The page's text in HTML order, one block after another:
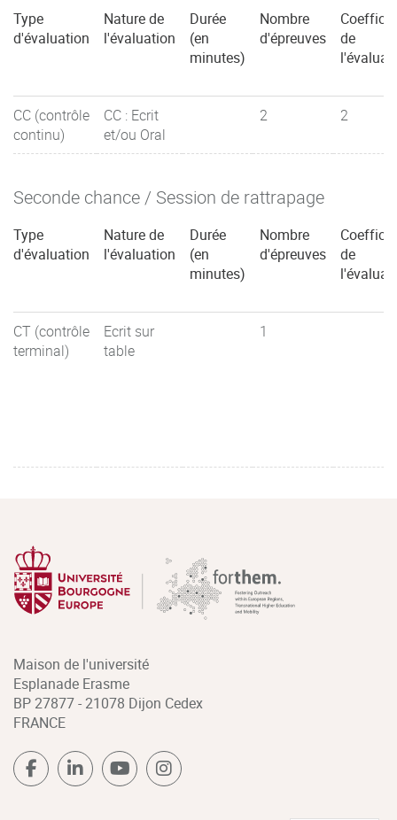
Type
d'évaluation
Nature de
l'évaluation
Durée
(en
minutes)
Nombre
d'épreuves
de
CC (contrôle
continu)
CC : Ecrit
et/ou Oral
2 2
Seconde chance / Session de rattrapage
Type
d'évaluation
Nature de
l'évaluation
Durée
(en
minutes)
Nombre
d'épreuves
de
CT (contrôle
terminal)
Ecrit sur
table
1
Maison de l'université
Esplanade Erasme
BP 27877 - 21078 Dijon Cedex
FRANCE